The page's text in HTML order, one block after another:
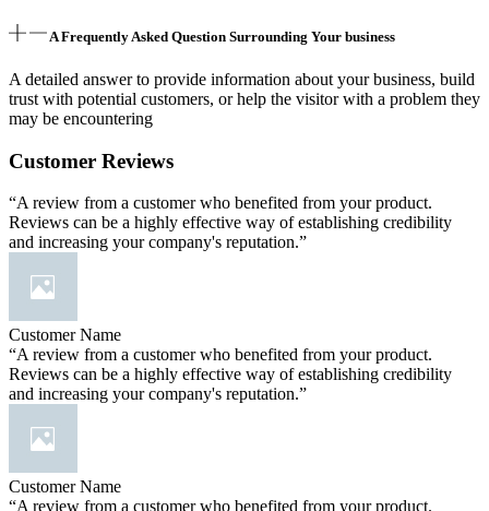
A Frequently Asked Question Surrounding Your business
A detailed answer to provide information about your business, build
trust with potential customers, or help the visitor with a problem they
may be encountering
Customer Reviews
“A review from a customer who benefited from your product.
Reviews can be a highly effective way of establishing credibility
and increasing your company's reputation.”
Customer Name
“A review from a customer who benefited from your product.
Reviews can be a highly effective way of establishing credibility
and increasing your company's reputation.”
Customer Name
“A review from a customer who benefited from your product.